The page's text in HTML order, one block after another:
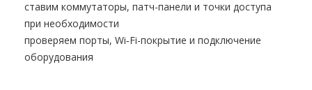
ставим коммутаторы, патч-панели и точки доступа
при необходимости
проверяем порты, Wi‑Fi-покрытие и подключение
оборудования